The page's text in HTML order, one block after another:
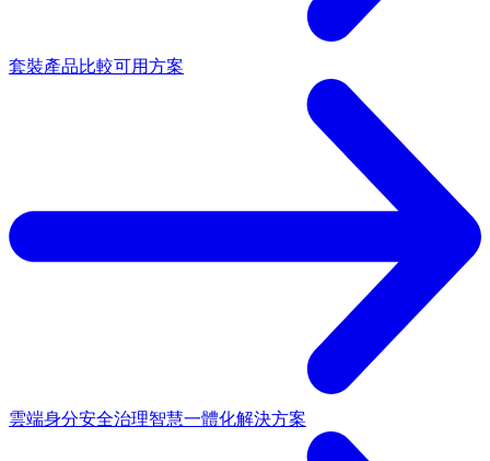
套裝產品比較可用方案
雲端身分安全治理智慧一體化解決方案